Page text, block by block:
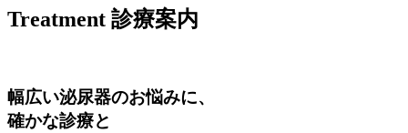
Treatment 診療案内
幅広い泌尿器のお悩みに、
確かな診療と